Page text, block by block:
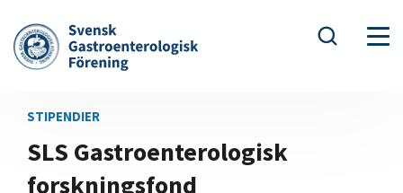
STIPENDIER
SLS Gastroenterologisk
forskningsfond